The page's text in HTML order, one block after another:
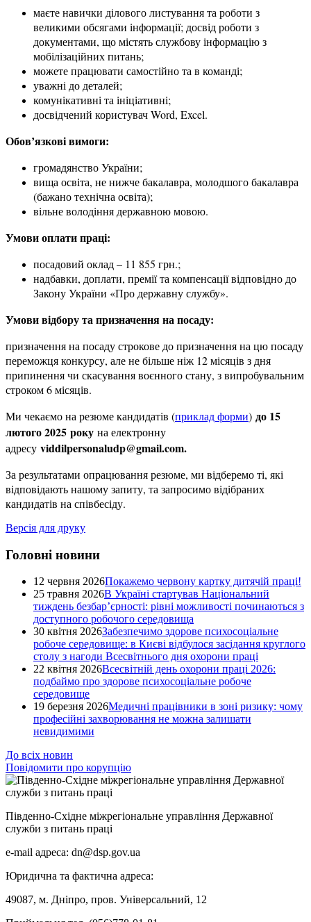
маєте навички ділового листування та роботи з
великими обсягами інформації; досвід роботи з
документами, що містять службову інформацію з
мобілізаційних питань;
можете працювати самостійно та в команді;
уважні до деталей;
комунікативні та ініціативні;
досвідчений користувач Word, Excel.
Обов’язкові вимоги:
громадянство України;
вища освіта, не нижче бакалавра, молодшого бакалавра
(бажано технічна освіта);
вільне володіння державною мовою.
Умови оплати праці:
посадовий оклад – 11 855 грн.;
надбавки, доплати, премії та компенсації відповідно до
Закону України «Про державну службу».
Умови відбору та призначення на посаду:
призначення на посаду строкове до призначення на цю посаду
переможця конкурсу, але не більше ніж 12 місяців з дня
припинення чи скасування воєнного стану, з випробувальним
строком 6 місяців.
Ми чекаємо на резюме кандидатів (приклад форми) до 15
лютого 2025 року на електронну
адресу viddilpersonaludp@gmail.com.
За результатами опрацювання резюме, ми відберемо ті, які
відповідають нашому запиту, та запросимо відібраних
кандидатів на співбесіду.
Версія для друку
Головні новини
12 червня 2026Покажемо червону картку дитячій праці!
25 травня 2026В Україні стартував Національний
тиждень безбар’єрності: рівні можливості починаються з
доступного робочого середовища
30 квітня 2026Забезпечимо здорове психосоціальне
робоче середовище: в Києві відбулося засідання круглого
столу з нагоди Всесвітнього дня охорони праці
22 квітня 2026Всесвітній день охорони праці 2026:
подбаймо про здорове психосоціальне робоче
середовище
19 березня 2026Медичні працівники в зоні ризику: чому
професійні захворювання не можна залишати
невидимими
До всіх новин
Повідомити про корупцію
Південно-Східне міжрегіональне управління Державної
служби з питань праці
e-mail адреса: dn@dsp.gov.ua
Юридична та фактична адреса:
49087, м. Дніпро, пров. Універсальний, 12